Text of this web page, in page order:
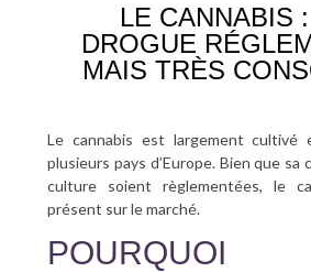
LE CANNABIS
DROGUE
MAIS TRÈS
Le cannabis est largement cultivé
plusieurs pays d’Europe. Bien que sa
culture soient règlementées, le
présent sur le marché.